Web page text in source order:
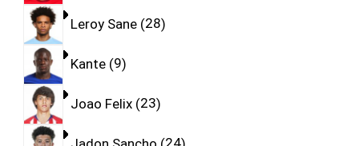
Leroy Sane 28
Kante 9
Joao Felix 23